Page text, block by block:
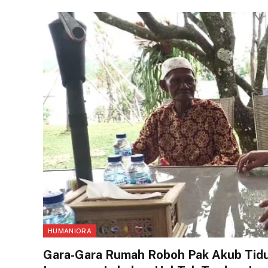
HUMANIORA
Gara-Gara Rumah Roboh Pak Akub